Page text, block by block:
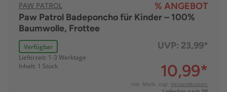
PAW PATROL
% ANGEBOT
Paw Patrol Badeponcho für Kinder – 100%
Baumwolle, Frottee
Verfügbar
Lieferzeit: 1-3 Werktage
Inhalt: 1 Stück
UVP: 23,99*
10,99*
inkl. MwSt. zzgl. Versandkosten: